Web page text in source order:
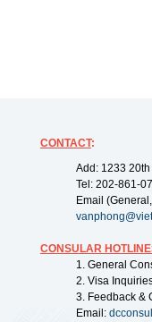
CONTACT:
Add: 1233
Tel: 202-861-
Email
CONSULAR
1. General
2. Visa
3. Feedback &
Email: